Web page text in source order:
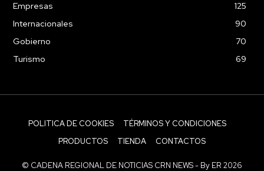
Empresas
125
Internacionales
90
Gobierno
70
Turismo
69
POLITICA DE COOKIES
TÉRMINOS Y CONDICIONES
PRODUCTOS
TIENDA CONTACTOS
© CADENA REGIONAL DE NOTICIAS CRN NEWS - By ER 2026